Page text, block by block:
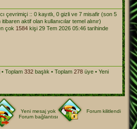
çevrimiçi :: 0 kayıtlı, 0 gizli ve 7 misafir (son 5
aktif olan kullanıcılar temel alınır)
çok 1584 kişi 29 Tem 2026 05:46 tarihinde
Toplam 332 başlık • Toplam 278 üye • Yeni
Yeni mesaj yok
Forum kilitlendi
Forum bağlantısı